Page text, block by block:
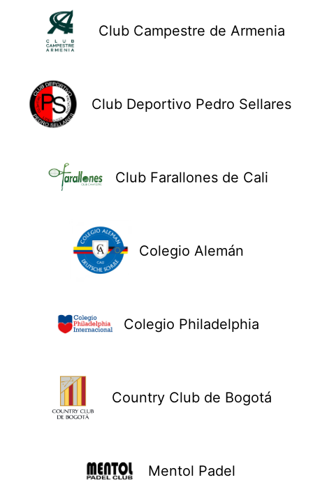
Club Campestre de Armenia
Club Deportivo Pedro Sellares
Club Farallones de Cali
Colegio Alemán
Colegio Philadelphia
Country Club de Bogotá
Mentol Padel